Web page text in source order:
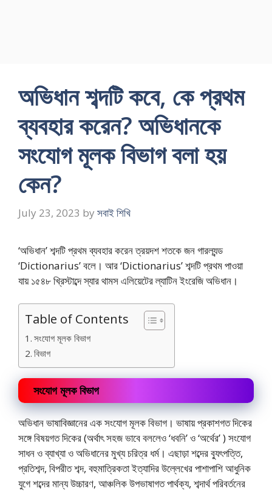
অভিধান শব্দটি কবে, কে প্রথম
ব্যবহার করেন? অভিধানকে
সংযোগ মূলক বিভাগ বলা হয়
কেন?
July 23, 2023 by সবাই শিখি
‘অভিধান’ শব্দটি প্রথম ব্যবহার করেন ত্রয়দশ শতকে জন গারল্যন্ড
‘Dictionarius’ বলে। আর ‘Dictionarius’ শব্দটি প্রথম পাওয়া
যায় ১৫৪৮ খ্রিস্টাব্দে স্যার থামস এলিয়েটের ল্যাটিন ইংরেজি অভিধান।
Table of Contents
সংযোগ মূলক বিভাগ
বিভাগ
সংযোগ মূলক বিভাগ
অভিধান ভাষাবিজ্ঞানের এক সংযোগ মূলক বিভাগ। ভাষায় প্রকাশগত দিকের
সঙ্গে বিষয়গত দিকের (অর্থাৎ সহজ ভাবে বললেও ‘ধবনি’ ও ‘অর্থের’ ) সংযোগ
সাধন ও ব্যাখ্যা ও অভিধানের মুখ্য চরিত্র ধর্ম। এছাড়া শব্দের ব্যুৎপত্তি,
প্রতিশব্দ, বিপরীত শব্দ, বহুমাত্রিকতা ইত্যাদির উল্লেখের পাশাপাশি আধুনিক
যুগে শব্দের মান্য উচ্চারণ, আঞ্চলিক উপভাষাগত পার্থক্য, শব্দার্থ পরিবর্তনের